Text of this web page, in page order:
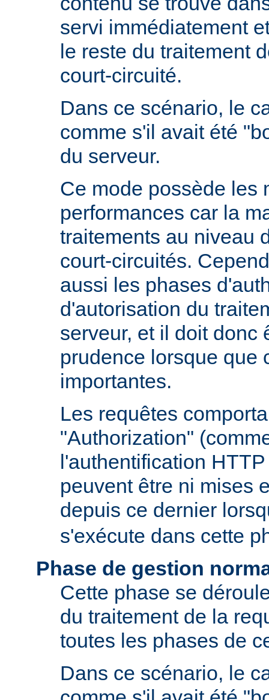
servi immédiatement
le reste du traitement
court-circuité.
Dans ce scénario, le
comme s'il avait été
du serveur.
Ce mode possède les
performances car la
traitements au niveau
court-circuités.
aussi les phases
d'autorisation du
serveur, et il doit donc
prudence lorsque que
importantes.
Les requêtes
"Authorization"
l'authentification
peuvent être ni mises
depuis ce dernier
s'exécute dans cette
Phase de gestion
Cette phase se
du traitement de la
toutes les phases de
Dans ce scénario, le